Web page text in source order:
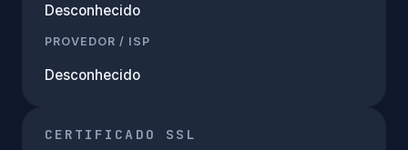
Desconhecido
PROVEDOR / ISP
Desconhecido
CERTIFICADO SSL